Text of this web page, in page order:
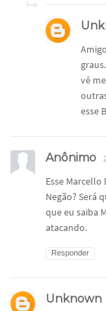
vê
esse
Anônimo
Esse
Negão? Será
que eu saiba
atacando.
Responder
Unknown